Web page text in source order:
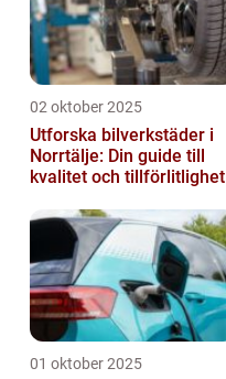
02 oktober 2025
Utforska bilverkstäder i
Norrtälje: Din guide till
kvalitet och tillförlitlighet
01 oktober 2025